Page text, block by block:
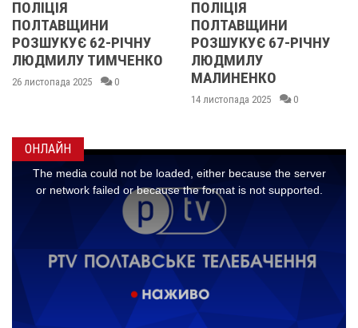
РІЧНУ
0
ПОЛТАВЩИНИ
РОЗШУКУЄ 67-РІЧНУ
ЛЮДМИЛУ
МАЛИНЕНКО
0
ОБЛАСТІ
ОНЛАЙН